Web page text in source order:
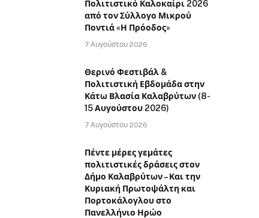
Πολιτιστικό Καλοκαίρι 2026
από τον Σύλλογο Μικρού
Ποντιά «Η Πρόοδος»
7 Αυγούστου 2026
Θερινό Φεστιβάλ &
Πολιτιστική Εβδομάδα στην
Κάτω Βλασία Καλαβρύτων (8-
15 Αυγούστου 2026)
7 Αυγούστου 2026
Πέντε μέρες γεμάτες
πολιτιστικές δράσεις στον
Δήμο Καλαβρύτων – Και την
Κυριακή Πρωτοψάλτη και
Πορτοκάλογλου στο
Πανελλήνιο Ηρώο